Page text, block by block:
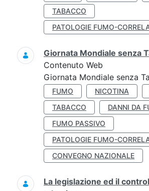
TABACCO
PATOLOGIE FUMO-
Giornata Mondiale senza
Contenuto Web
Giornata Mondiale senza
FUMO NICOTINA
TABACCO
DANNI DA
FUMO PASSIVO
PATOLOGIE FUMO-
CONVEGNO NAZIONALE
La legislazione ed il